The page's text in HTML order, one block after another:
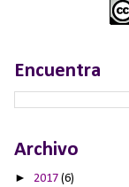
Encuentra
Archivo
► 2017 (6)